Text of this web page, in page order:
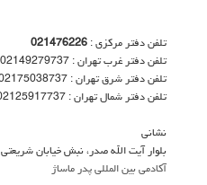
تلفن دفتر مرکزی :021476226
تلفن دفتر غرب تهران : 02149279737
تلفن دفتر شرق تهران : 02175038737
تلفن دفتر شمال تهران : 02125917737
نشانی
بلوار آیت الله صدر، نبش خیابان شریعتی
آکادمی بین المللی پدر ماساژ